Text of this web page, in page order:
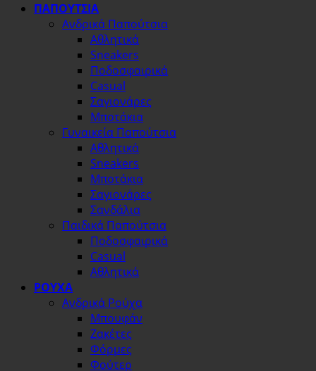
ΠΑΠΟΥΤΣΙΑ
Ανδρικά Παπούτσια
Αθλητικά
Sneakers
Ποδοσφαιρικά
Casual
Σαγιονάρες
Μποτάκια
Γυναικεία Παπούτσια
Αθλητικά
Sneakers
Μποτάκια
Σαγιονάρες
Σανδάλια
Παιδικά Παπούτσια
Ποδοσφαιρικά
Casual
Αθλητικά
ΡΟΥΧΑ
Ανδρικά Ρούχα
Μπουφάν
Ζακέτες
Φόρμες
Φούτερ